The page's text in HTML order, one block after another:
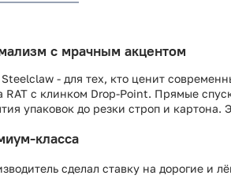
с мрачным акцентом
- для тех, кто ценит
RAT с клинком Drop-Point. Прямые
упаковок до резки строп и
класса
сделал ставку на дорогие и